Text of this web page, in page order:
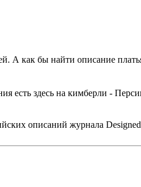
А как бы найти описание
есть здесь на кимберли -
описаний журнала